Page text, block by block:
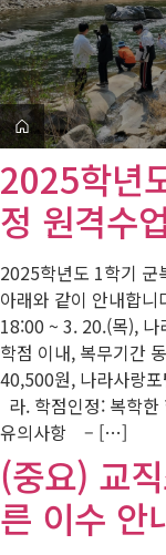
2025학년
정 원격수
2025학년도 1학기 군
아래와 같이 안내합
18:00 ~ 3. 20.(목),
학점 이내, 복무기간
40,500원, 나라사랑
라. 학점인정: 복학
유의사항 – […]
(중요) 교
른 이수 안